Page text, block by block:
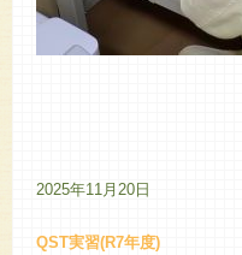
2025年11月20日
QST実習(R7年度)